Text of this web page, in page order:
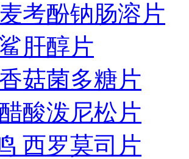
考酚钠肠溶片
肝醇片
菇菌多糖片
酸泼尼松片
西罗莫司片